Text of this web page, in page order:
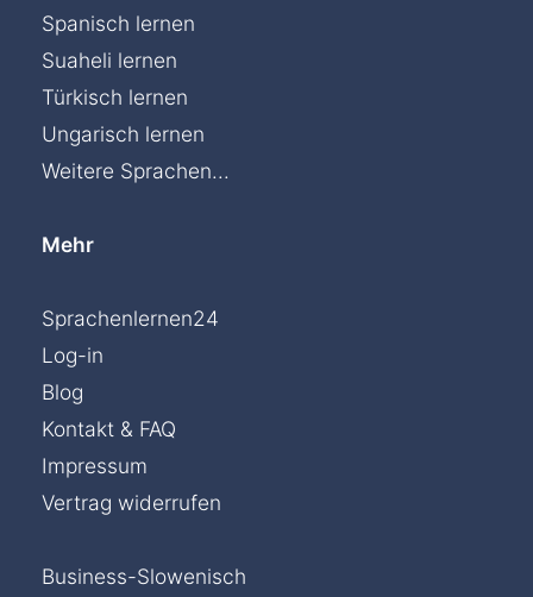
Spanisch lernen
Suaheli lernen
Türkisch lernen
Ungarisch lernen
Weitere Sprachen...
Mehr
Sprachenlernen24
Log-in
Blog
Kontakt & FAQ
Impressum
Vertrag widerrufen
Business-Slowenisch